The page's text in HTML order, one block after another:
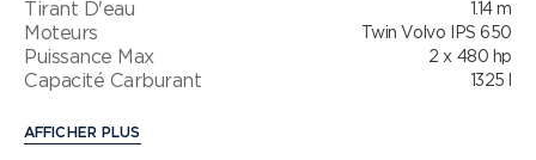
Son salon inférieur parfaitement aménagé peut être
utilisé comme espace de réception ou, en option,
transformé en couchage double d’appoint. Il est
également possible de configurer cet espace avec
une troisième cabine. Cet exemple exceptionnel de
savoir-faire sans compromis garantit des aventures
Tirant D'eau 1.14 m
Moteurs Twin Volvo IPS 650
Puissance Max 2 x 480 hp
Capacité Carburant 1325 l
AFFICHER PLUS